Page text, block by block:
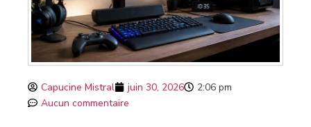
Capucine Mistral juin 30, 2026
2:06 pm
Aucun commentaire